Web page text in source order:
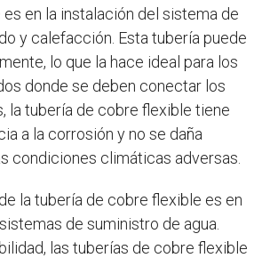
es en la instalación del sistema de
y calefacción. Esta tubería puede
lo que la hace ideal para los
donde se deben conectar los
la tubería de cobre flexible tiene
a la corrosión y no se daña
condiciones climáticas adversas.
la tubería de cobre flexible es en
de suministro de agua.
las tuberías de cobre flexible